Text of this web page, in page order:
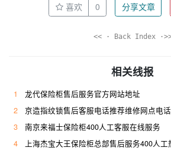
喜欢 0 分享文章
<< · Back Index
相关线报
1
龙代保险柜售后服务官方网站地址
2
京造指纹锁售后客服电话推荐维修网点电话
3
南京来福士保险柜400人工客服在线服务
4
上海杰宝大王保险柜总部售后服务400人工热线/